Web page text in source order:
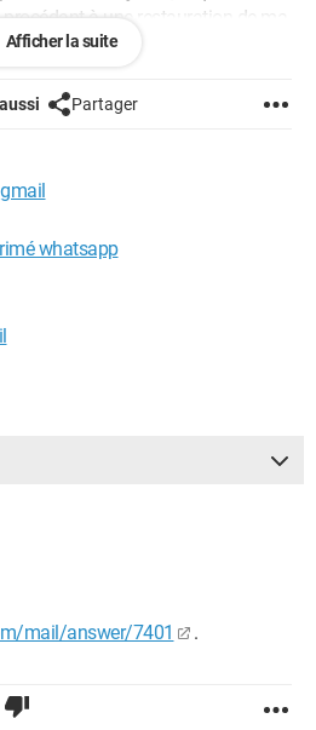
procédant à une restauration de ma
vraiment pas calé dans ce
pas .
en m’expliquant clairement la
.
Afficher la suite
Partager
whatsapp
mail/answer/7401 .